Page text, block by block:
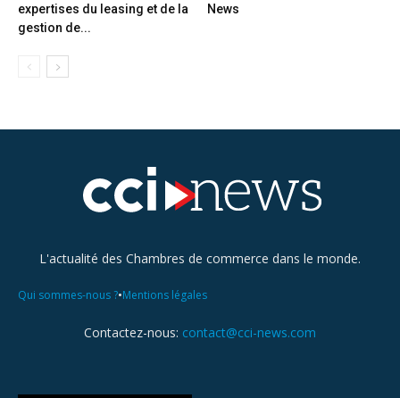
expertises du leasing et de la
gestion de...
News
L'actualité des Chambres de commerce dans le monde.
Qui sommes-nous ?•Mentions légales
Contactez-nous: contact@cci-news.com